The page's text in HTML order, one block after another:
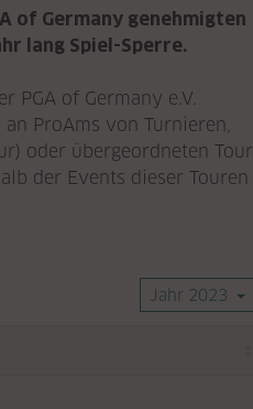
of Germany genehmigten
lang Spiel-Sperre.
PGA of Germany e.V.
ProAms von Turnieren,
oder übergeordneten Tour
der Events dieser Touren
Jahr 2023